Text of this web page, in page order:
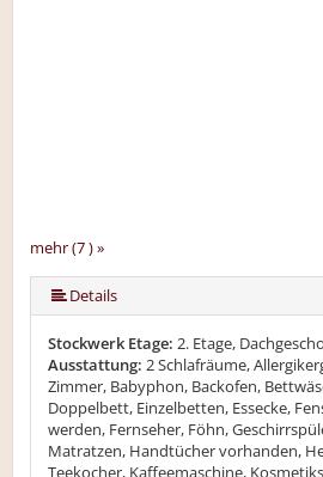
mehr (7 ) »
mehr (7 ) »
mehr (7 ) »
mehr (7 ) »
Details
Stockwerk Etage: 2. Etage,
Ausstattung: 2 Schlafräume,
Zimmer, Babyphon, Backofen,
Doppelbett, Einzelbetten, Essecke,
werden, Fernseher, Föhn,
Matratzen, Handtücher vorhanden,
Teekocher, Kaffeemaschine,